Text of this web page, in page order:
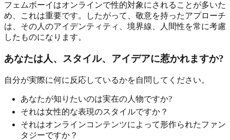
フェムボーイはオンラインで性的対象にされることが多いた
め、これは重要です。したがって、敬意を持ったアプローチ
は、その人のアイデンティティ、境界線、人間性を常に考慮
したものになります。
あなたは人、スタイル、アイデアに惹かれますか?
自分が実際に何に反応しているかを自問してください。
あなたが知りたいのは実在の人物ですか?
それは女性的な表現のスタイルですか？
それはオンラインコンテンツによって形作られたファン
タジーですか？